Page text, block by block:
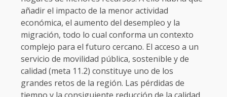
añadir el impacto de la menor actividad
económica, el aumento del desempleo y la
migración, todo lo cual conforma un contexto
complejo para el futuro cercano. El acceso a un
servicio de movilidad pública, sostenible y de
calidad (meta 11.2) constituye uno de los
grandes retos de la región. Las pérdidas de